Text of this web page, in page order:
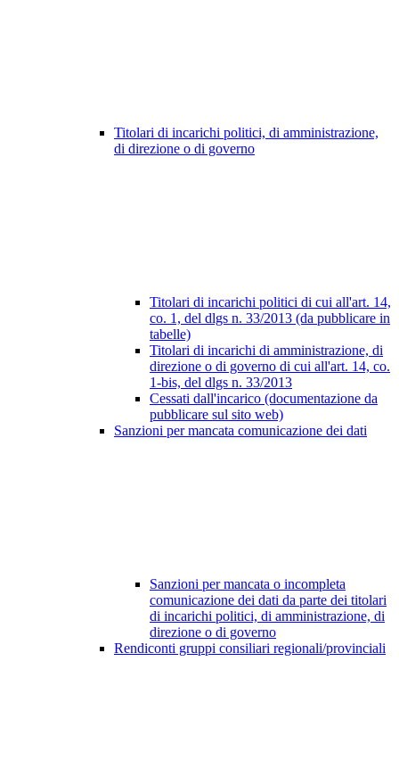
Titolari di incarichi politici, di amministrazione,
di direzione o di governo
Titolari di incarichi politici di cui all'art. 14,
co. 1, del dlgs n. 33/2013 (da pubblicare in
tabelle)
Titolari di incarichi di amministrazione, di
direzione o di governo di cui all'art. 14, co.
1-bis, del dlgs n. 33/2013
Cessati dall'incarico (documentazione da
pubblicare sul sito web)
Sanzioni per mancata comunicazione dei dati
Sanzioni per mancata o incompleta
comunicazione dei dati da parte dei titolari
di incarichi politici, di amministrazione, di
direzione o di governo
Rendiconti gruppi consiliari regionali/provinciali